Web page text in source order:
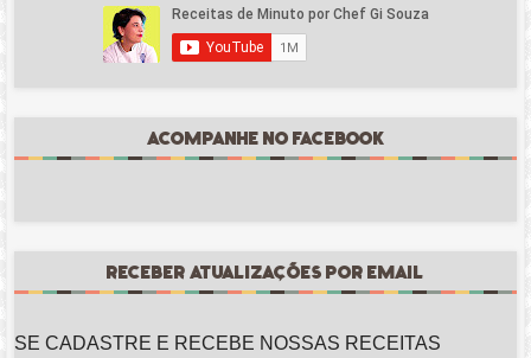
ACOMPANHE NO FACEBOOK
RECEBER ATUALIZAÇÕES POR EMAIL
SE CADASTRE E RECEBE NOSSAS RECEITAS